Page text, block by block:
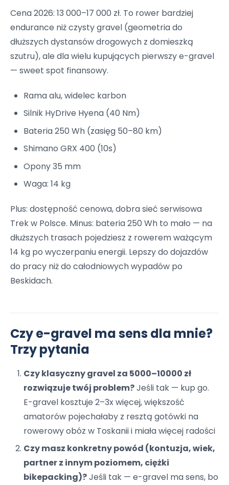
Cena 2026: 13 000–17 000 zł. To rower bardziej
endurance niż czysty gravel (geometria do
dłuższych dystansów drogowych z domieszką
szutru), ale dla wielu kupujących pierwszy e-gravel
— sweet spot finansowy.
Rama alu, widelec karbon
Silnik HyDrive Hyena (40 Nm)
Bateria 250 Wh (zasięg 50–80 km)
Shimano GRX 400 (10s)
Opony 35 mm
Waga: 14 kg
Plus: dostępność cenowa, dobra sieć serwisowa
Trek w Polsce. Minus: bateria 250 Wh to mało — na
dłuższych trasach pojedziesz z rowerem ważącym
14 kg po wyczerpaniu energii. Lepszy do dojazdów
do pracy niż do całodniowych wypadów po
Beskidach.
Czy e-gravel ma sens dla mnie?
Trzy pytania
Czy klasyczny gravel za 5000–10000 zł
rozwiązuje twój problem?Jeśli tak — kup go.
E-gravel kosztuje 2–3x więcej, większość
amatorów pojechałaby z resztą gotówki na
rowerowy obóz w Toskanii i miała więcej radości
Czy masz konkretny powód (kontuzja, wiek,
partner z innym poziomem, ciężki
bikepacking)?Jeśli tak — e-gravel ma sens, bo